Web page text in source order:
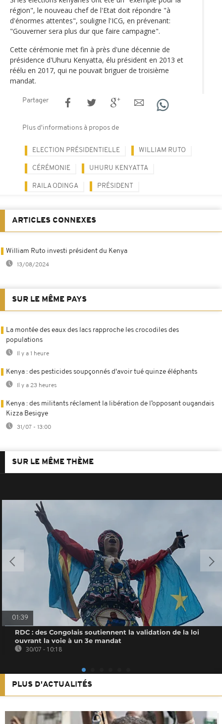
région", le nouveau chef de l'Etat doit répondre "à
d'énormes attentes", souligne l'ICG, en prévenant:
"Gouverner sera plus dur que faire campagne".
Cette cérémonie met fin à près d'une décennie de
présidence d'Uhuru Kenyatta, élu président en 2013 et
réélu en 2017, qui ne pouvait briguer de troisième
mandat.
Partager
Plus d'informations à propos de
ELECTION PRÉSIDENTIELLE WILLIAM RUTO
CÉRÉMONIE UHURU KENYATTA
RAILA ODINGA PRÉSIDENT
ARTICLES CONNEXES
William Ruto investi président du Kenya
13/08/2024
SUR LE MÊME PAYS
La montée des eaux des lacs rapproche les crocodiles des
populations
Il y a 1 heure
Kenya : des pesticides soupçonnés d'avoir tué quinze éléphants
Il y a 23 heures
Kenya : des militants réclament la libération de l’opposant ougandais
Kizza Besigye
31/07 - 13:00
SUR LE MÊME THÈME
01:39
RDC : des Congolais soutiennent la validation de la loi
ouvrant la voie à un 3e mandat
30/07 - 10:18
PLUS D'ACTUALITÉS